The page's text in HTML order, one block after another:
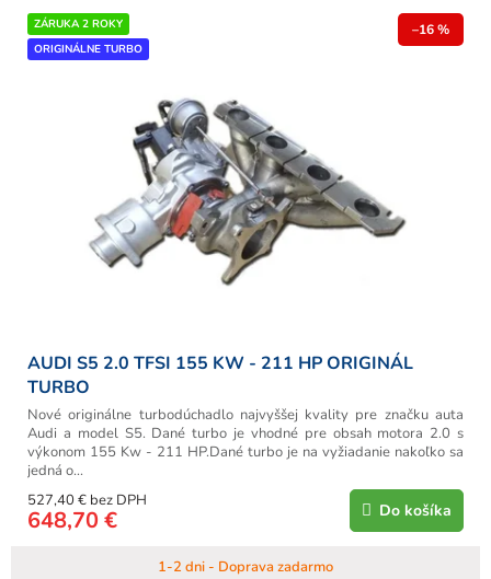
ZÁRUKA 2 ROKY
ORIGINÁLNE TURBO
–16 %
AUDI S5 2.0 TFSI 155 KW - 211 HP ORIGINÁL
TURBO
1-2 dni - Doprava zadarmo
527,40 € bez DPH
648,70 € Do košíka
Nové originálne turbodúchadlo najvyššej kvality pre značku auta
Audi a model S5. Dané turbo je vhodné pre obsah motora 2.0 s
výkonom 155 Kw - 211 HP.Dané turbo je na vyžiadanie nakoľko sa
jedná o...